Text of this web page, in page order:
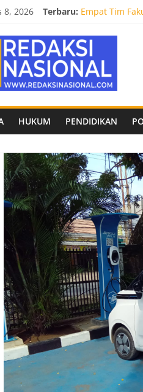
8, 2026 Terbaru: Empat Tim
Mahasiswa
Burnout 2026
Kendal
HUKUM PENDIDIKAN